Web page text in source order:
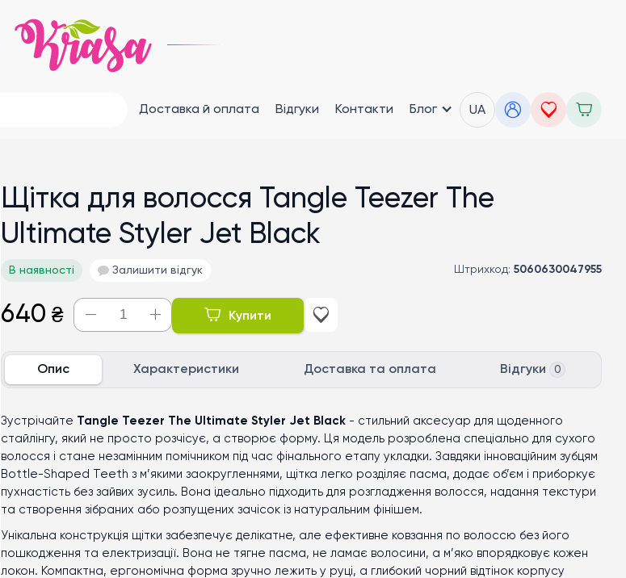
Доставка й оплата Відгуки Контакти Блог UA
Щітка для волосся Tangle Teezer The
Ultimate Styler Jet Black
В наявності Залишити відгук Штрихкод: 5060630047955
640 ₴ Купити
Опис Характеристики Доставка та оплата Відгуки 0
Зустрічайте Tangle Teezer The Ultimate Styler Jet Black - стильний аксесуар для щоденного
стайлінгу, який не просто розчісує, а створює форму. Ця модель розроблена спеціально для сухого
волосся і стане незамінним помічником під час фінального етапу укладки. Завдяки інноваційним зубцям
Bottle-Shaped Teeth з м’якими заокругленнями, щітка легко розділяє пасма, додає об’єм і приборкує
пухнастість без зайвих зусиль. Вона ідеально підходить для розгладження волосся, надання текстури
та створення зібраних або розпущених зачісок із натуральним фінішем.
Унікальна конструкція щітки забезпечує делікатне, але ефективне ковзання по волоссю без його
пошкодження та електризації. Вона не тягне пасма, не ламає волосини, а м’яко впорядковує кожен
локон. Компактна, ергономічна форма зручно лежить у руці, а глибокий чорний відтінок корпусу